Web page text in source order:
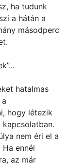
ha tudunk
a hátán a
másodperc
hatalmas
hogy létezik
kapcsolatban.
nem éri el a
ennél
az már